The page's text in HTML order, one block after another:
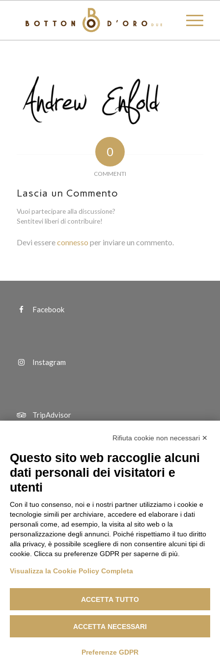
0
COMMENTI
Lascia un Commento
Vuoi partecipare alla discussione?
Sentitevi liberi di contribuire!
Devi essereconnesso per inviare un commento.
Facebook
Instagram
TripAdvisor
© Copyright | BOTTON D'ORO 2 di Davide De Podestà - Via Giuseppe
Verdi, 212 - 20080 Basiglio (MI) | C.F. DPDDVD90L10F205R | P.Iva
08007800967 Pec: bottondorodue@pec.it
CIN Botton D'Oro 2: IT015015B4GR6TDDC5 | CIN Appartamento EMMA:
IT015015B4FFB2WNQC | CIN Appartamento BEA: IT015189B45NQW63PZ
newmaxLab | Marketing per Professionisti e Piccole Medie Imprese
Rifiuta cookie non necessari ✕
Questo sito web raccoglie alcuni
dati personali dei visitatori e
utenti
Con il tuo consenso, noi e i nostri partner utilizziamo i cookie e
tecnologie simili per archiviare, accedere ed elaborare i dati
personali come, ad esempio, la visita al sito web o la
personalizzazione degli annunci. Poiché rispettiamo il tuo diritto
alla privacy, è possibile scegliere di non consentire alcuni tipi di
cookie. Clicca su preferenze GDPR per saperne di più.
Visualizza la Cookie Policy Completa
ACCETTA TUTTO
ACCETTA NECESSARI
Preferenze GDPR